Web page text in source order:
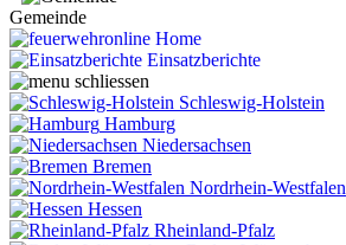
Gemeinde
Home
Einsatzberichte
Schleswig-Holstein
Hamburg
Niedersachsen
Bremen
Nordrhein-Westfalen
Hessen
Rheinland-Pfalz